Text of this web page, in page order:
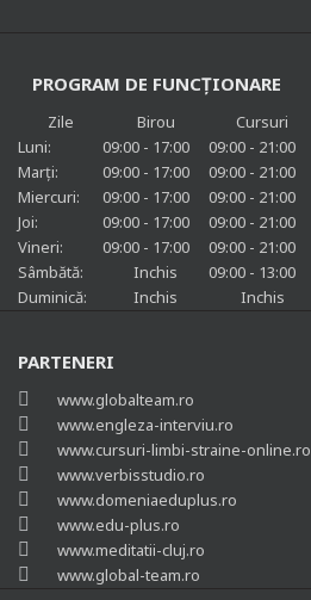
PROGRAM DE FUNCȚIONARE
Zile Birou
Cursuri
Luni:
09:00 - 17:00
09:00 - 21:00
Marți:
09:00 - 17:00
09:00 - 21:00
Miercuri:
09:00 - 17:00
09:00 - 21:00
Joi:
09:00 - 17:00
09:00 - 21:00
Vineri:
09:00 - 17:00
09:00 - 21:00
Sâmbătă:
Inchis
09:00 - 13:00
Duminică:
Inchis Inchis
PARTENERI
www.globalteam.ro
www.engleza-interviu.ro
www.cursuri-limbi-straine-online.ro
www.verbisstudio.ro
www.domeniaeduplus.ro
www.edu-plus.ro
www.meditatii-cluj.ro
www.global-team.ro